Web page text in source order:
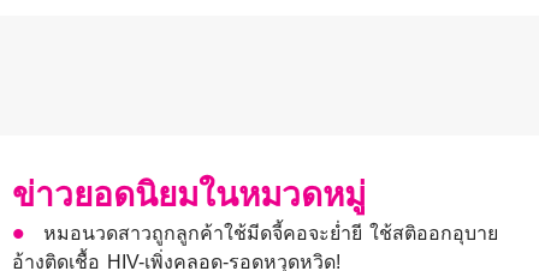
ข่าวยอดนิยมในหมวดหมู่
หมอนวดสาวถูกลูกค้าใช้มีดจี้คอจะย่ำยี ใช้สติออกอุบาย
อ้างติดเชื้อ HIV-เพิ่งคลอด-รอดหวุดหวิด!